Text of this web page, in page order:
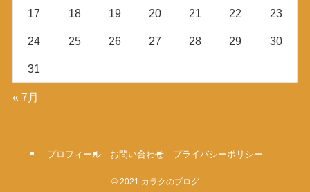
17 18 19 20 21 22 23
24 25 26 27 28 29 30
31
« 7月
プロフィール お問い合わせ プライバシーポリシー
©2021 カラクのブログ